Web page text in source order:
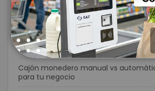
Pantallas táctiles para punto de
cómo elegir la mejor opción
7 señales de que tu negocio necesita
terminal POS
Cajón monedero manual vs
para tu negocio